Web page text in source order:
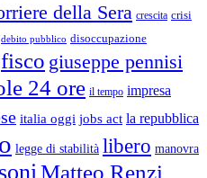
della Sera crescita crisi
debito pubblico disoccupazione
fisco giuseppe pennisi
24 ore il tempo impresa
italia oggi jobs act la repubblica
legge di stabilità libero manovra
Matteo Renzi